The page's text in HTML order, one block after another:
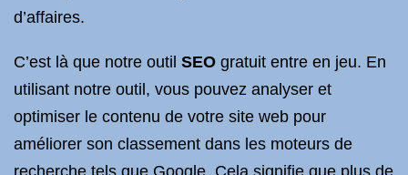
d’affaires.
C’est là que notre outil SEO gratuit entre en jeu. En
utilisant notre outil, vous pouvez analyser et
optimiser le contenu de votre site web pour
améliorer son classement dans les moteurs de
recherche tels que Google. Cela signifie que plus de